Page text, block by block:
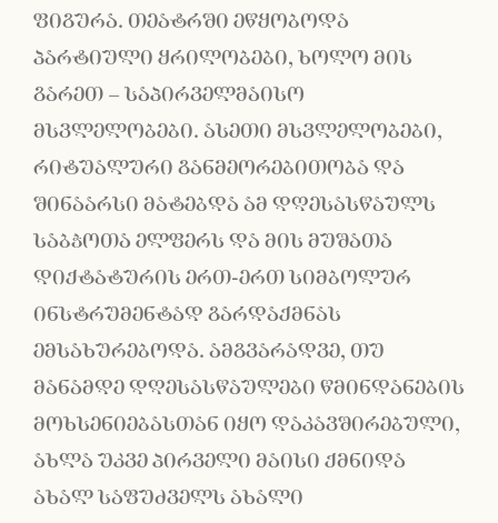
ფიგურა. თეატრში ეწყობოდა
პარტიული ყრილობები, ხოლო მის
გარეთ – საპირველმაისო
მსვლელობები. ასეთი მსვლელობები,
რიტუალური განმეორებითობა და
შინაარსი მატებდა ამ დღესასწაულს
საბჭოთა ელფერს და მის მუშათა
დიქტატურის ერთ-ერთ სიმბოლურ
ინსტრუმენტად გარდაქმნას
ემსახურებოდა. ამგვარადვე, თუ
მანამდე დღესასწაულები წმინდანების
მოხსენიებასთან იყო დაკავშირებული,
ახლა უკვე პირველი მაისი ქმნიდა
ახალ საფუძველს ახალი